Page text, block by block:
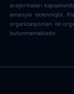
araştırmaları
amacıyla eklenmiştir.
organizasyonları ile
bulunmamaktadır.